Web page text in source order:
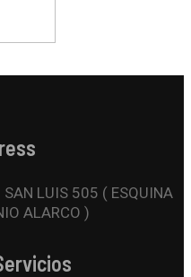
LUIS 505 ( ESQUINA
ALARCO )